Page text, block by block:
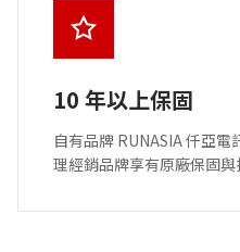
10 年以上保固
自有品牌 RUNASIA 仟亞
理經銷品牌享有原廠保固與